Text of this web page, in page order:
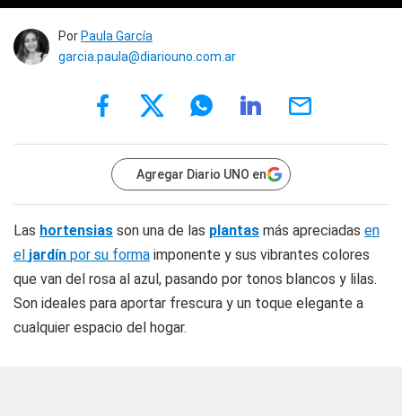
Por Paula García
garcia.paula@diariouno.com.ar
Agregar Diario UNO en
Las hortensias son una de las plantas más apreciadas en
el jardín por su forma imponente y sus vibrantes colores
que van del rosa al azul, pasando por tonos blancos y lilas.
Son ideales para aportar frescura y un toque elegante a
cualquier espacio del hogar.